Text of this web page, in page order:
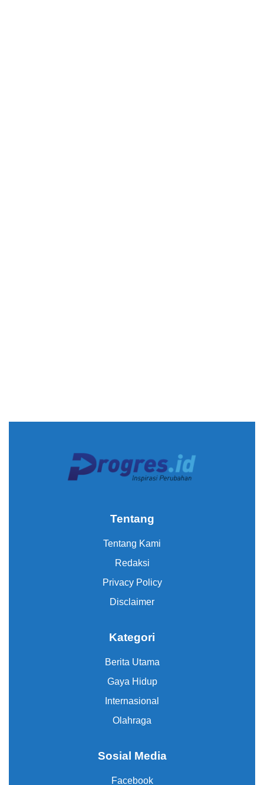
Tentang
Tentang Kami
Redaksi
Privacy Policy
Disclaimer
Kategori
Berita Utama
Gaya Hidup
Internasional
Olahraga
Sosial Media
Facebook